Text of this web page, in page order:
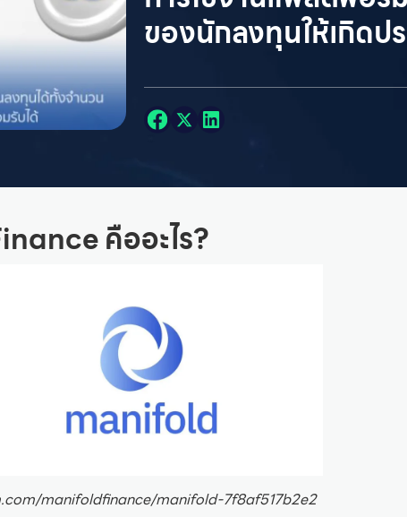
ของนักลงทุนให้เกิด
คืออะไร?
manifoldfinance/manifold-7f8af517b2e2